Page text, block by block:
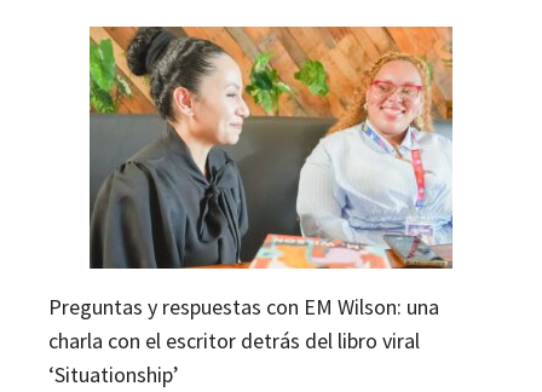
Preguntas y respuestas con EM Wilson: una
charla con el escritor detrás del libro viral
‘Situationship’